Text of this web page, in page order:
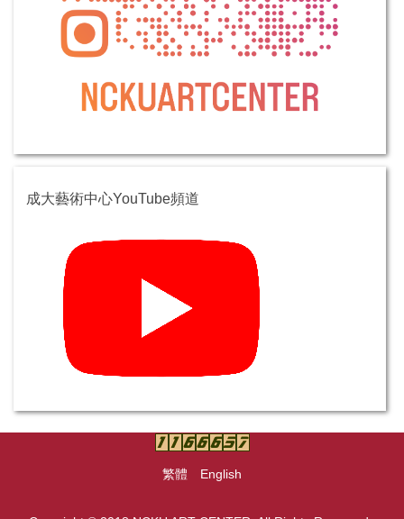
成大藝術中心YouTube頻道
繁體 English